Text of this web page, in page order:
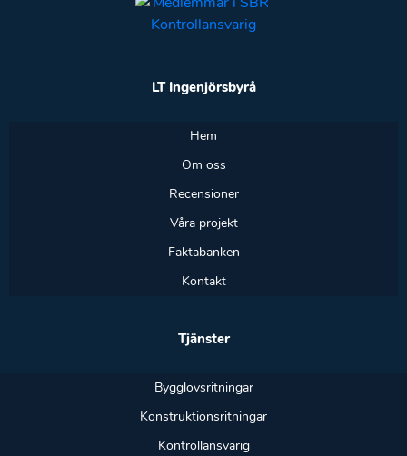
LT Ingenjörsbyrå
Hem
Om oss
Recensioner
Våra projekt
Faktabanken
Kontakt
Tjänster
Bygglovsritningar
Konstruktionsritningar
Kontrollansvarig